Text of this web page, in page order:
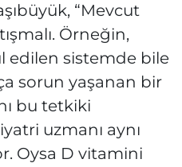
“Mevcut
Örneğin,
edilen sistemde bile
sorun yaşanan bir
bu tetkiki
uzmanı aynı
Oysa D vitamini